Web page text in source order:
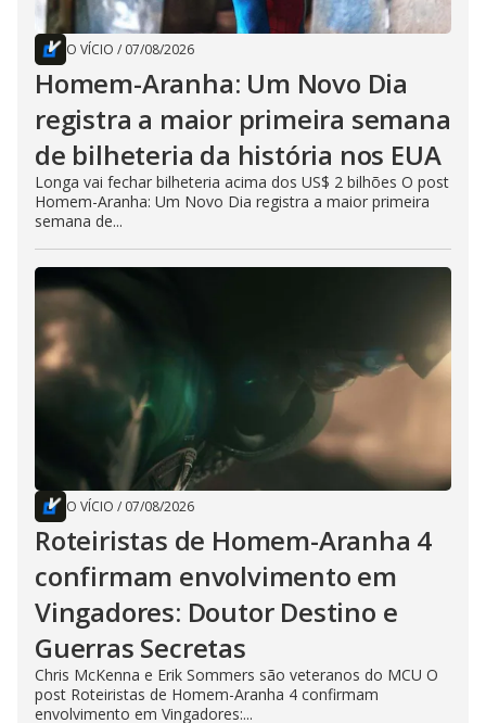
O VÍCIO / 07/08/2026
Homem-Aranha: Um Novo Dia
registra a maior primeira semana
de bilheteria da história nos EUA
Longa vai fechar bilheteria acima dos US$ 2 bilhões O post
Homem-Aranha: Um Novo Dia registra a maior primeira
semana de...
O VÍCIO / 07/08/2026
Roteiristas de Homem-Aranha 4
confirmam envolvimento em
Vingadores: Doutor Destino e
Guerras Secretas
Chris McKenna e Erik Sommers são veteranos do MCU O
post Roteiristas de Homem-Aranha 4 confirmam
envolvimento em Vingadores:...